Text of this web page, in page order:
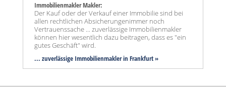
Immobilienmakler Makler:
Der Kauf oder der Verkauf einer Immobilie sind bei
allen rechtlichen Absicherungenimmer noch
Vertrauenssache ... zuverlässige Immobilienmakler
können hier wesentlich dazu beitragen, dass es "ein
gutes Geschäft" wird.
... zuverlässige Immobilienmakler in Frankfurt »